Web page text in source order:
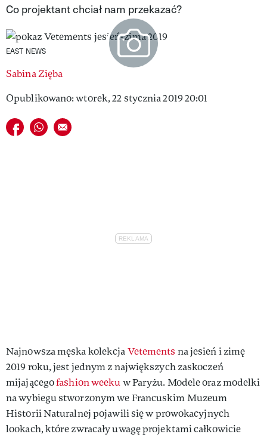
VIVA!MAN
VIVA!PEOPLE POWER
VIVA!ITAKA
MAGAZYN VIVA!
Co projektant chciał nam przekazać?
EAST NEWS
Sabina Zięba
Opublikowano: wtorek, 22 stycznia 2019 20:01
Udostępnij na facebook
Udostępnij na whatsapp
E-mail do przyjaciela
Najnowsza męska kolekcjaVetements na jesień i zimę
2019 roku, jest jednym z największych zaskoczeń
mijającegofashion weekuw Paryżu. Modele oraz modelki
na wybiegu stworzonym we Francuskim Muzeum
Historii Naturalnej pojawili się w prowokacyjnych
lookach, które zwracały uwagę projektami całkowicie